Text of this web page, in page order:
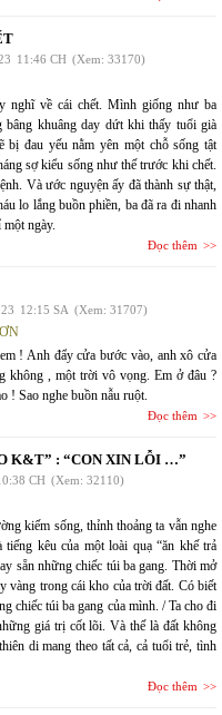
11:46 CH (Xem: 33170)
nghĩ về cái chết. Mình giống như ba
bâng khuâng day dứt khi thấy tuổi già
bị đau yếu nằm yên một chỗ sống tật
sợ kiểu sống như thế trước khi chết.
Và ước nguyện ấy đã thành sự thật,
lo lắng buồn phiền, ba đã ra đi nhanh
ngày.
Đọc thêm
12:15 SA (Xem: 31707)
! Anh đẩy cửa bước vào, anh xô cửa
không , một trời vô vọng. Em ở đâu ?
! Sao nghe buồn nẫu ruột.
Đọc thêm
K&T” : “CON XIN LỖI …”
CH (Xem: 32110)
kiếm sống, thỉnh thoảng ta vẫn nghe
tiếng kêu của một loài quạ “ăn khế trả
sẵn những chiếc túi ba gang. Thời mở
vàng trong cái kho của trời đất. Có biết
chiếc túi ba gang của mình. / Ta cho đi
giá trị cốt lõi. Và thế là đất không
di mang theo tất cả, cả tuổi trẻ, tình
Đọc thêm